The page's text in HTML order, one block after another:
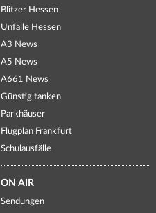
Blitzer Hessen
Unfälle Hessen
A3 News
A5 News
A661 News
Günstig tanken
Parkhäuser
Flugplan Frankfurt
Schulausfälle
ON AIR
Sendungen